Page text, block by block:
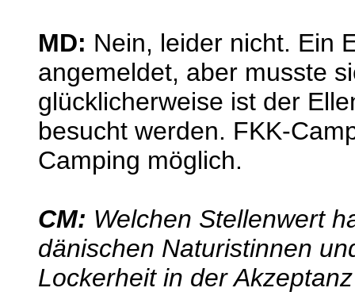
MD: Nein, leider nicht. Ein
angemeldet, aber musste
glücklicherweise ist der
besucht werden. FKK-
Camping möglich.
CM: Welchen Stellenwert
dänischen Naturistinnen
Lockerheit in der